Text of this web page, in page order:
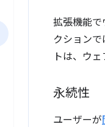
拡張機能で
クション
トは、ウ
永続性
ユーザーが